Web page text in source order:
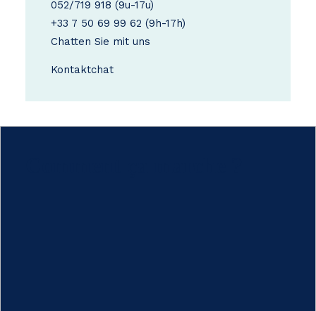
052/719 918 (9u-17u)
+33 7 50 69 99 62 (9h-17h)
Chatten Sie mit uns
Kontaktchat